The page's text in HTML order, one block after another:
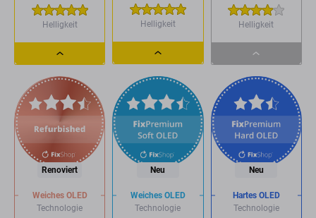
Helligkeit
Dropdown
button
Helligkeit
Dropdown
button
Helligkeit
Dropdown
button
Renoviert
Weiches OLED
Technologie
Neu
Weiches OLED
Technologie
Neu
Hartes OLED
Technologie